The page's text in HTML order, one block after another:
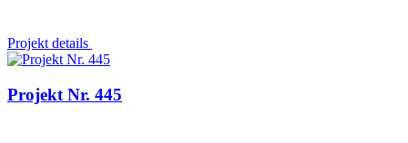
Projekt details
Projekt Nr. 445